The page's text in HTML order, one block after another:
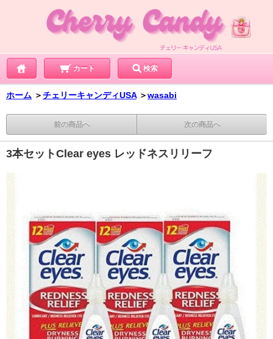
カート 検索
ホーム ＞チェリーキャンディUSA ＞wasabi
前の商品へ 次の商品へ
3本セットClear eyes レッドネスリリーフ